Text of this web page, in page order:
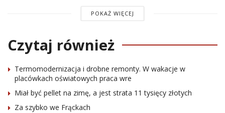
POKAŻ WIĘCEJ
Czytaj również
Termomodernizacja i drobne remonty. W wakacje w
placówkach oświatowych praca wre
Miał być pellet na zimę, a jest strata 11 tysięcy złotych
Za szybko we Frąckach